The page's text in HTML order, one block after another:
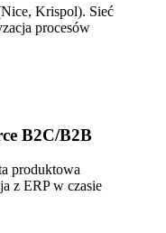
Krispol). Sieć
procesów
B2C/B2B
produktowa
z ERP w czasie